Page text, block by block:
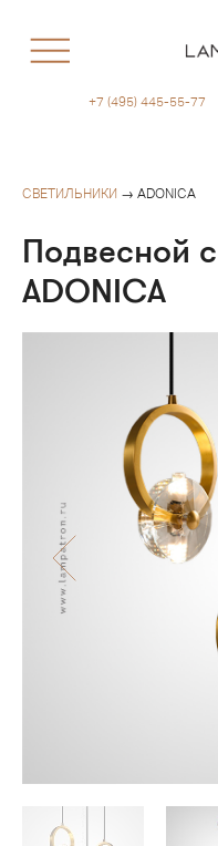
+7 (495) 445-55-77
СВЕТИЛЬНИКИ → ADONICA
Подвесной
ADONICA